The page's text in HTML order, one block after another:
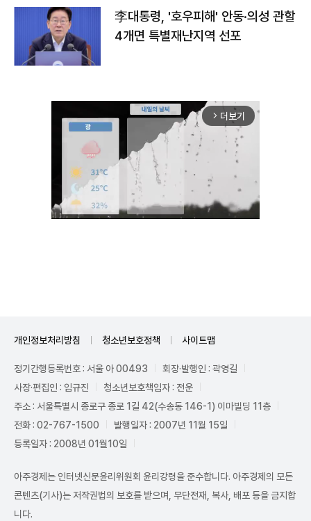
李대통령, '호우피해' 안동·의성 관할
4개면 특별재난지역 선포
arrow_forward_ios 더보기
개인정보처리방침 청소년보호정책 사이트맵
정기간행등록번호 : 서울 아 00493
회장·발행인 : 곽영길
사장·편집인 : 임규진
청소년보호책임자 : 전운
주소 : 서울특별시 종로구 종로 1길 42(수송동 146-1) 이마빌딩 11층
전화 : 02-767-1500
발행일자 : 2007년 11월 15일
등록일자 : 2008년 01월10일
아주경제는 인터넷신문윤리위원회 윤리강령을 준수합니다. 아주경제의 모든
콘텐츠(기사)는 저작권법의 보호를 받으며, 무단전재, 복사, 배포 등을 금지합
니다.